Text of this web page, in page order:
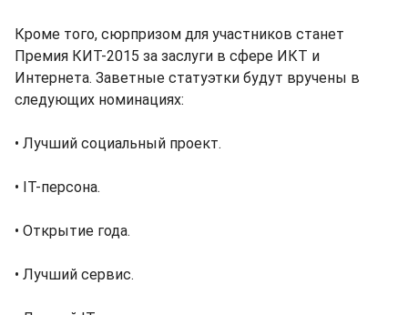
Кроме того, сюрпризом для участников станет
Премия КИТ-2015 за заслуги в сфере ИКТ и
Интернета. Заветные статуэтки будут вручены в
следующих номинациях:
• Лучший социальный проект.
• IT-персона.
• Открытие года.
• Лучший сервис.